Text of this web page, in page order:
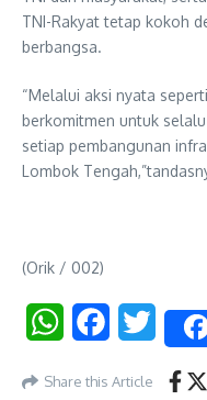
TNI-Rakyat tetap kokoh
berbangsa.
“Melalui aksi nyata
berkomitmen untuk
setiap pembangunan
Lombok
(Orik / 002)
WhatsAppFacebook
Share this Article